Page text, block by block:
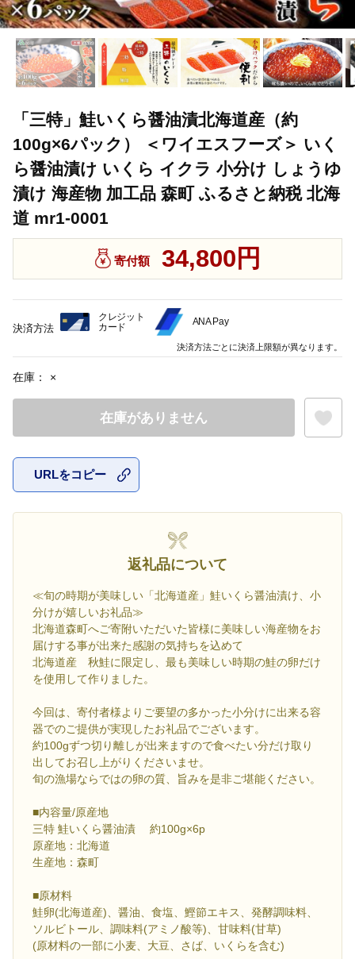
「三特」鮭いくら醤油漬北海道産（約
100g×6パック） ＜ワイエスフーズ＞ いく
ら醤油漬け いくら イクラ 小分け しょうゆ
漬け 海産物 加工品 森町 ふるさと納税 北海
道 mr1-0001
寄付額 34,800円
在庫： ×
在庫がありません
URLをコピー
返礼品について
≪旬の時期が美味しい「北海道産」鮭いくら醤油漬け、小
分けが嬉しいお礼品≫
北海道森町へご寄附いただいた皆様に美味しい海産物をお
届けする事が出来た感謝の気持ちを込めて
北海道産 秋鮭に限定し、最も美味しい時期の鮭の卵だけ
を使用して作りました。
今回は、寄付者様よりご要望の多かった小分けに出来る容
器でのご提供が実現したお礼品でございます。
約100gずつ切り離しが出来ますので食べたい分だけ取り
出してお召し上がりくださいませ。
旬の漁場ならではの卵の質、旨みを是非ご堪能ください。
■内容量/原産地
三特 鮭いくら醤油漬 約100g×6p
原産地：北海道
生産地：森町
■原材料
鮭卵(北海道産)、醤油、食塩、鰹節エキス、発酵調味料、
ソルビトール、調味料(アミノ酸等)、甘味料(甘草)
(原材料の一部に小麦、大豆、さば、いくらを含む)
決済方法
クレジット
カード
ANA Pay
決済方法ごとに決済上限額が異なります。